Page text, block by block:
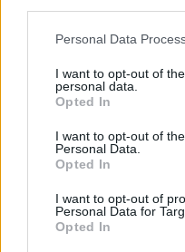
Personal Data
I want to opt-out of
personal data.
Opted In
I want to opt-out of
Personal Data.
Opted In
I want to opt-out of
Personal Data for
Opted In